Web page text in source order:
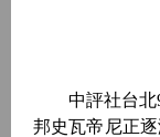
中評社台北9
邦史瓦帝尼正